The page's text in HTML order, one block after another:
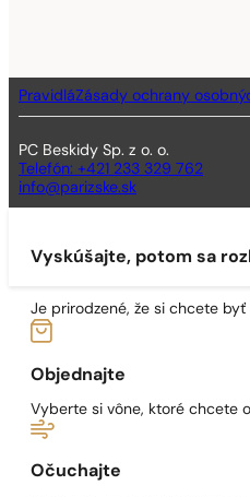
PravidláZásady ochrany
PC Beskidy Sp. z o. o.
Telefón: +421 233 329 762
info@parizske.sk
Vyskúšajte, potom sa
Je prirodzené, že si chcete
Objednajte
Vyberte si vône, ktoré chcete
Očuchajte